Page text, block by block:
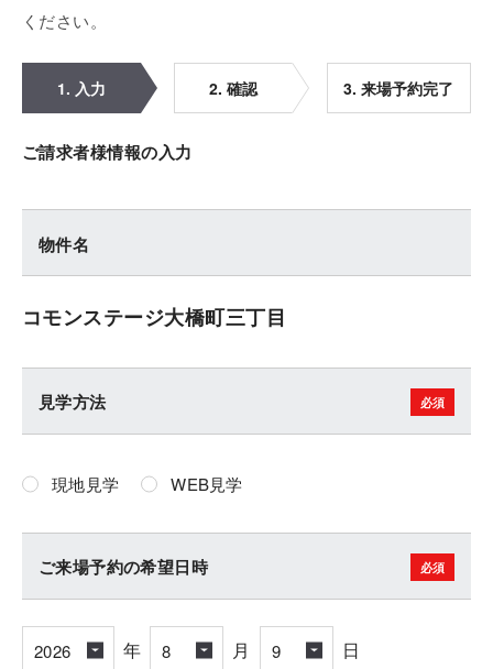
ください。
1. 入力 2. 確認 3. 来場予約完了
ご請求者様情報の入力
物件名
コモンステージ大橋町三丁目
見学方法
現地見学 WEB見学
ご来場予約の希望日時
年 月 日